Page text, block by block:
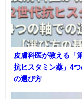
皮膚科医が教える「
抗ヒスタミン薬」4
の選び方